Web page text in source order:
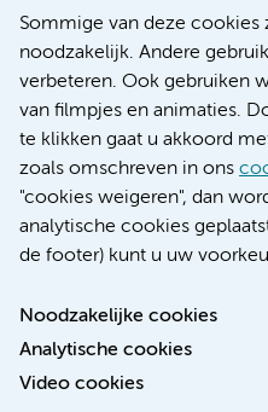
Sommige van deze
noodzakelijk. Andere
verbeteren. Ook gebruiken
van filmpjes en animaties.
te klikken gaat u akkoord
zoals omschreven in ons
"cookies weigeren", dan
analytische cookies
de footer) kunt u uw
Noodzakelijke cookies
Analytische cookies
Video cookies
Nieuws
Research
Educatie locatie AMC
Educatie locatie VUmc
Toegankelijkheidsverklaring
Responsible disclosure